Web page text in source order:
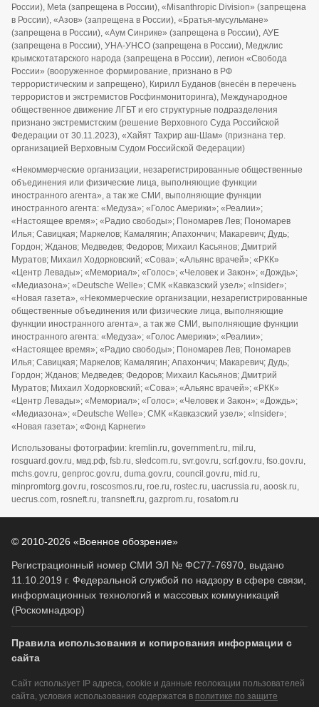
России), Meta (запрещена в России), «Misanthropic Division» (запрещена
в России), «Азов» (запрещена в России), «Братья-мусульмане»
(запрещена в России), «Аум Синрике» (запрещена в России), АУЕ
(запрещена в России), УНА-УНСО (запрещена в России), Меджлис
крымскотатарского народа (запрещена в России), легион «Свобода
России» (вооруженное формирование, признано в РФ
террористическим и запрещено), Кирилл Буданов (внесён в перечень
террористов и экстремистов Росфинмониторинга), Международное
общественное движение ЛГБТ и его структурные подразделения
признано экстремистским (решение Верховного Суда Российской
Федерации от 30.11.2023), «Хайят Тахрир аш-Шам» (признана тер.
организацией Верховным Судом Российской Федерации)
«Некоммерческие организации, незарегистрированные общественные
объединения или физические лица, выполняющие функции
иностранного агента», а так же СМИ, выполняющие функции
иностранного агента: «Медуза»; «Голос Америки»; «Реалии»;
«Настоящее время»; «Радио свободы»; Пономарев Лев; Пономарев
Илья; Савицкая; Маркелов; Камалягин; Апахончич; Макаревич; Дудь;
Гордон; Жданов; Медведев; Федоров; Михаил Касьянов; Дмитрий
Муратов; Михаил Ходорковский; «Сова»; «Альянс врачей»; «РКК»
«Центр Левады»; «Мемориал»; «Голос»; «Человек и Закон»; «Дождь»;
«Медиазона»; «Deutsche Welle»; СМК «Кавказский узел»; «Insider»;
«Новая газета», «Некоммерческие организации, незарегистрированные
общественные объединения или физические лица, выполняющие
функции иностранного агента», а так же СМИ, выполняющие функции
иностранного агента: «Медуза»; «Голос Америки»; «Реалии»;
«Настоящее время»; «Радио свободы»; Пономарев Лев; Пономарев
Илья; Савицкая; Маркелов; Камалягин; Апахончич; Макаревич; Дудь;
Гордон; Жданов; Медведев; Федоров; Михаил Касьянов; Дмитрий
Муратов; Михаил Ходорковский; «Сова»; «Альянс врачей»; «РКК»
«Центр Левады»; «Мемориал»; «Голос»; «Человек и Закон»; «Дождь»;
«Медиазона»; «Deutsche Welle»; СМК «Кавказский узел»; «Insider»;
«Новая газета»; «Фонд Карнеги»
Использованы фотографии: kremlin.ru, government.ru, mil.ru,
rosguard.gov.ru, мвд.рф, fsb.ru, sledcom.ru, svr.gov.ru, scrf.gov.ru, fso.gov.ru,
mchs.gov.ru, genproc.gov.ru, duma.gov.ru, council.gov.ru, mid.ru,
minpromtorg.gov.ru, roscosmos.ru, roe.ru, rostec.ru, uacrussia.ru, aoosk.ru,
uecrus.com, rosneft.ru, transneft.ru, gazprom.ru, rosatom.ru
© 2010-2026 «Военное обозрение»
Регистрационный номер СМИ ЭЛ № ФС77-76970, выдано
11.10.2019 г. Федеральной службой по надзору в сфере связи,
информационных технологий и массовых коммуникаций
(Роскомнадзор)
Правила использования и копирования информации с
сайта
Сайт использует IP адреса, cookie и данные геолокации пользователей
сайта, условия использования содержатся в политике по защите